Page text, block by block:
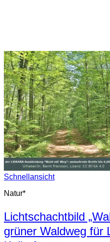
Schnellansicht
Natur*
Lichtschachtbild
grüner Waldweg für